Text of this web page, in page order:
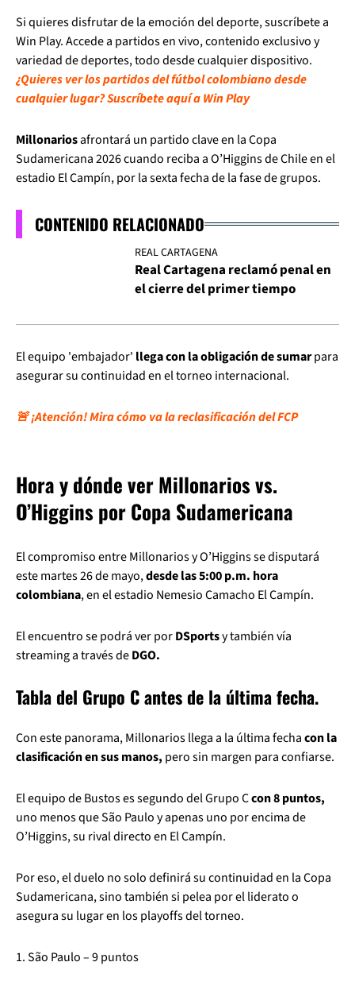
Si quieres disfrutar de la emoción del deporte, suscríbete a
Win Play. Accede a partidos en vivo, contenido exclusivo y
variedad de deportes, todo desde cualquier dispositivo.
¿Quieres ver los partidos del fútbol colombiano desde
cualquier lugar? Suscríbete aquí a Win Play
Millonariosafrontará un partido clave en la Copa
Sudamericana 2026 cuando reciba a O’Higgins de Chile en el
estadio El Campín, por la sexta fecha de la fase de grupos.
CONTENIDO RELACIONADO
REAL CARTAGENA
Real Cartagena reclamó penal en
el cierre del primer tiempo
El equipo 'embajador' llega con la obligación de sumarpara
asegurar su continuidad en el torneo internacional.
🚨 ¡Atención! Mira cómo va la reclasificación del FCP
Hora y dónde ver Millonarios vs.
O’Higgins por Copa Sudamericana
El compromiso entre Millonarios y O’Higgins se disputará
este martes 26 de mayo,desde las 5:00 p.m. hora
colombiana, en el estadio Nemesio Camacho El Campín.
El encuentro se podrá ver porDSportsy también vía
streaming a través deDGO.
Tabla del Grupo C antes de la última fecha.
Con este panorama, Millonarios llega a la última fechacon la
clasificación en sus manos, pero sin margen para confiarse.
El equipo de Bustos es segundo del Grupo Ccon 8 puntos,
uno menos que São Paulo y apenas uno por encima de
O’Higgins, su rival directo en El Campín.
Por eso, el duelo no solo definirá su continuidad en la Copa
Sudamericana, sino también si pelea por el liderato o
asegura su lugar en los playoffs del torneo.
1. São Paulo – 9 puntos